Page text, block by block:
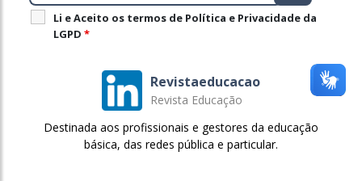
Li e Aceito os termos de Política e Privacidade da
LGPD *
Revistaeducacao
Revista Educação
Destinada aos profissionais e gestores da educação
básica, das redes pública e particular.